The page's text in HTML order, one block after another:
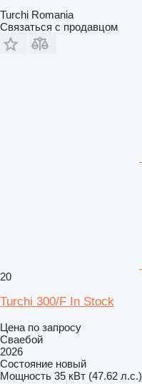
Turchi Romania
Связаться с продавцом
20
Turchi 300/F In Stock
Цена по запросу
Сваебой
2026
Состояние новый
Мощность 35 кВт (47.62 л.с.)